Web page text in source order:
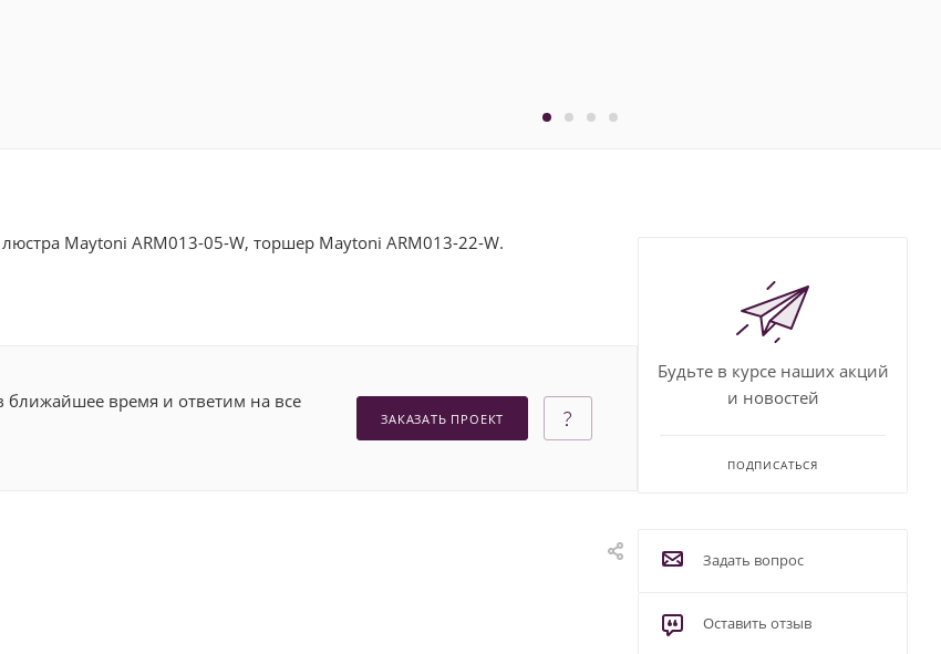
Maytoni ARM013-05-W, торшер Maytoni ARM013-22-W.
ближайшее время и ответим на все
ЗАКАЗАТЬ ПРОЕКТ
Будьте в курсе наших акций
и новостей
ПОДПИСАТЬСЯ
Задать вопрос
Оставить отзыв